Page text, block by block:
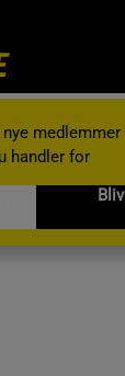
medlemmer
handler for
/Outlet med tøj
Od